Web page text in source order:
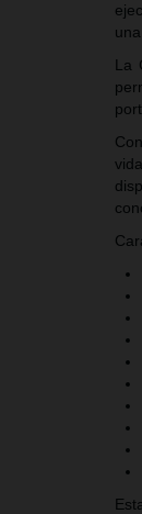
La